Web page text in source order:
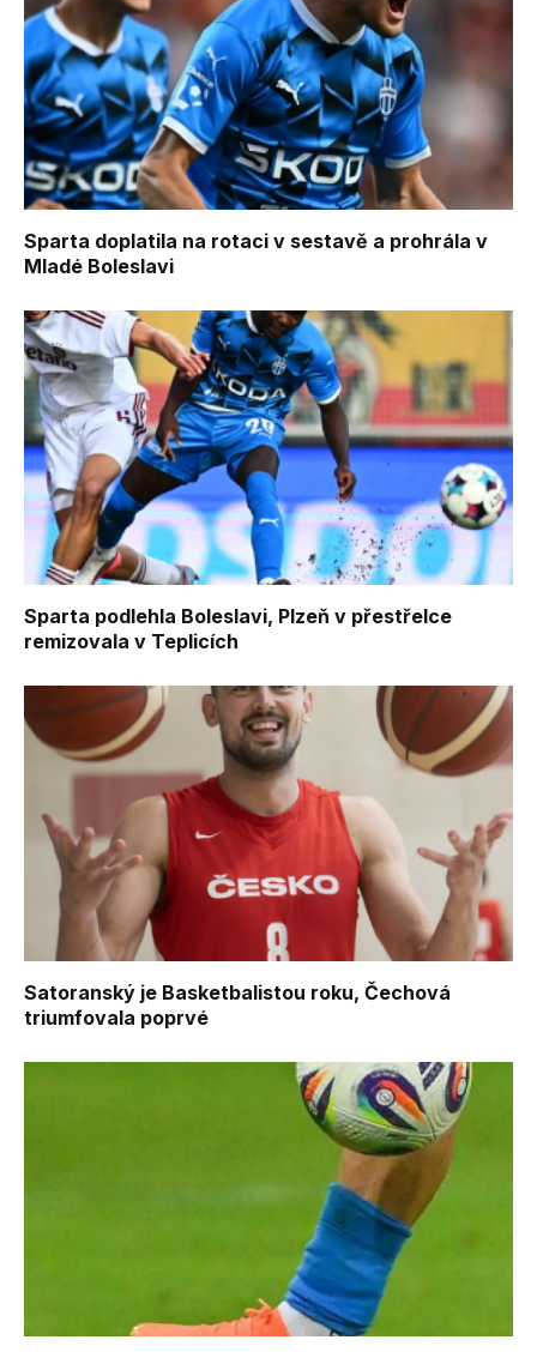
Sparta doplatila na rotaci v sestavě a prohrála v
Mladé Boleslavi
Sparta podlehla Boleslavi, Plzeň v přestřelce
remizovala v Teplicích
Satoranský je Basketbalistou roku, Čechová
triumfovala poprvé